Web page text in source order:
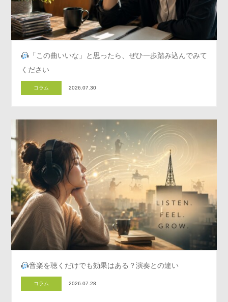
「この曲いいな」と思ったら、ぜひ一歩踏み込んでみて
ください
コラム 2026.07.30
音楽を聴くだけでも効果はある？演奏との違い
コラム 2026.07.28